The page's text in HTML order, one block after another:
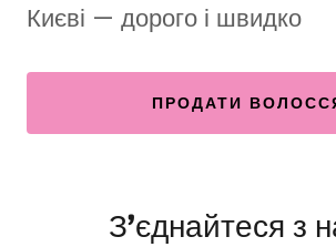
Києві — дорого і швидко
ПРОДАТИ
З’єднайтеся з